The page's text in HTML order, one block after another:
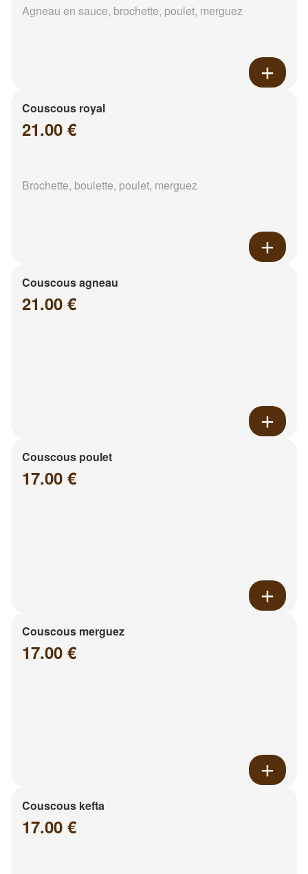
Agneau en sauce, brochette, poulet, merguez
Couscous royal
21.00 €
Brochette, boulette, poulet, merguez
Couscous agneau
21.00 €
Couscous poulet
17.00 €
Couscous merguez
17.00 €
Couscous kefta
17.00 €